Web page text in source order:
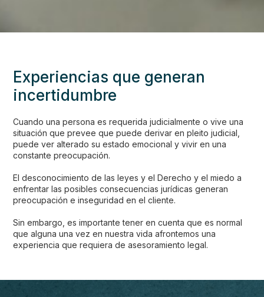
Experiencias que generan
incertidumbre
Cuando una persona es requerida judicialmente o vive una
situación que prevee que puede derivar en pleito judicial,
puede ver alterado su estado emocional y vivir en una
constante preocupación.
El desconocimiento de las leyes y el Derecho y el miedo a
enfrentar las posibles consecuencias jurídicas generan
preocupación e inseguridad en el cliente.
Sin embargo, es importante tener en cuenta que es normal
que alguna una vez en nuestra vida afrontemos una
experiencia que requiera de asesoramiento legal.